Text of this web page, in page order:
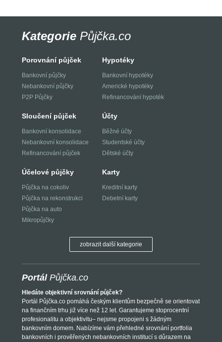
Kategorie Půjčka.co
Porovnání půjček
Bankovní půjčky
Nebankovní půjčky
P2P Půjčky
Sloučení půjček
Bankovní konsolidace
Nebankovní konsolidace
Refinancování půjček
Účelové půjčky
Půjčka na cokoliv
Půjčka na rekonstrukci
Půjčka na auto
Mikropůjčky
Hypotéky
Bankovní hypotéky
Americké hypotéky
Refinancování hypoték
Účty
Běžné účty
Studentské účty
Dětské účty
Karty
Kreditní karty
Debetní karty
zobrazit další kategorie
Portál Půjčka.co
Hledáte objektivní srovnání půjček?
Portál Půjčka.co pomáhá českým klientům bezpečně se orientovat
na finančním trhu již více než 12 let. Garantujeme stoprocentní
profesionalitu a objektivitu– nejsme propojeni s žádným
bankovním domem. Nabízíme vám přehledné srovnání portfolia
bankovních i prověřených nebankovních institucí s důrazem na